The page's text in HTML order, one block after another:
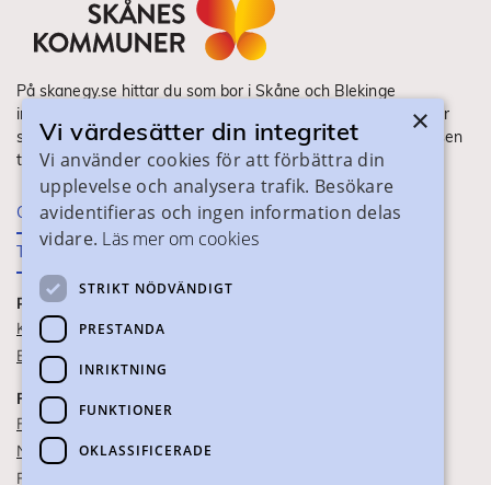
På skanegy.se hittar du som bor i Skåne och Blekinge
information om ditt gymnasieval. Här ser du vilka utbildningar
som finns och hur ansökan och antagning går till. Webbplatsen
tillhandahålls av Skånes Kommuner.
Om webbplatsen
Tillgänglighet
PRAKTISK INFORMATION
Kontaktuppgifter
Blanketter
FÖR SKOLPERSONAL
För SYV
Nationella studievägskoder
För gymnasieskolor
×
Vi värdesätter din integritet
Vi använder cookies för att förbättra din
upplevelse och analysera trafik. Besökare
avidentifieras och ingen information delas
vidare. Läs mer om cookies
STRIKT NÖDVÄNDIGT
PRESTANDA
INRIKTNING
FUNKTIONER
OKLASSIFICERADE